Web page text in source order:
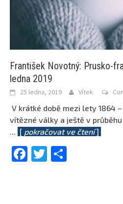
František Novotný: Prusko-
ledna 2019
25 ledna, 2019 Vítek
V krátké době mezi lety 1864
vítězné války a ještě v
... [ pokračovat ve čtení]
Facebook
Twitter